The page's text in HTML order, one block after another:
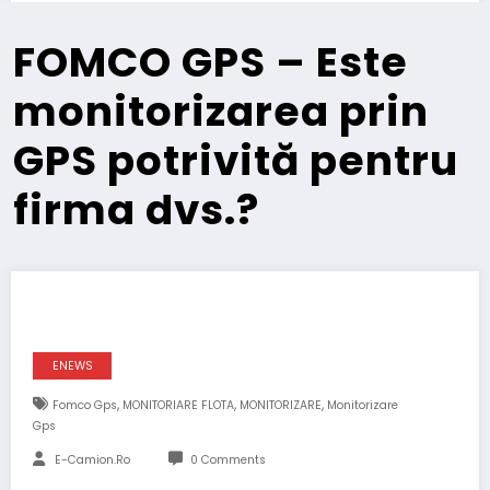
FOMCO GPS – Este
monitorizarea prin
GPS potrivită pentru
firma dvs.?
ENEWS
Fomco Gps, MONITORIARE FLOTA, MONITORIZARE, Monitorizare
Gps
E-Camion.ro 0 Comments